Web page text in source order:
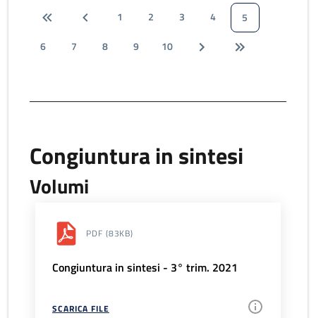
1 2 3 4
5
6
7 8 9 10
Congiuntura in sintesi
Volumi
PDF (83KB)
Congiuntura in sintesi - 3° trim. 2021
SCARICA FILE